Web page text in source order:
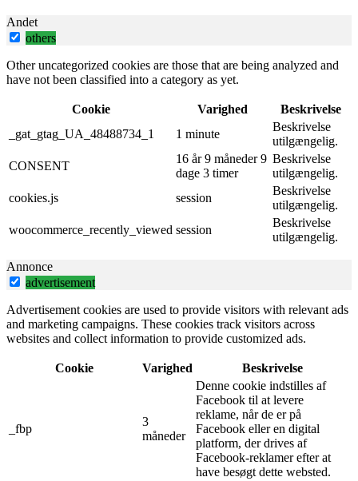
Andet
others
Other uncategorized cookies are those that are being analyzed and
have not been classified into a category as yet.
Cookie Varighed
Beskrivelse
_gat_gtag_UA_48488734_1
1 minute
Beskrivelse
utilgængelig.
CONSENT
16 år 9 måneder 9
dage 3 timer
Beskrivelse
utilgængelig.
cookies.js
session
Beskrivelse
utilgængelig.
woocommerce_recently_viewed session
Beskrivelse
utilgængelig.
Annonce
advertisement
Advertisement cookies are used to provide visitors with relevant ads
and marketing campaigns. These cookies track visitors across
websites and collect information to provide customized ads.
Cookie Varighed Beskrivelse
_fbp
3
måneder
Denne cookie indstilles af
Facebook til at levere
reklame, når de er på
Facebook eller en digital
platform, der drives af
Facebook-reklamer efter at
have besøgt dette websted.